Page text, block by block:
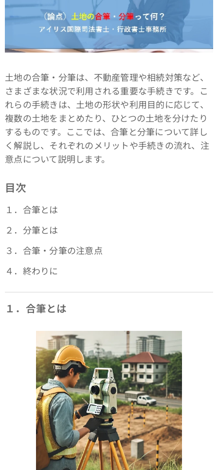
土地の合筆・分筆は、不動産管理や相続対策など、
さまざまな状況で利用される重要な手続きです。こ
れらの手続きは、土地の形状や利用目的に応じて、
複数の土地をまとめたり、ひとつの土地を分けたり
するものです。ここでは、合筆と分筆について詳し
く解説し、それぞれのメリットや手続きの流れ、注
意点について説明します。
目次
１．合筆とは
２．分筆とは
３．合筆・分筆の注意点
４．終わりに
１．合筆とは